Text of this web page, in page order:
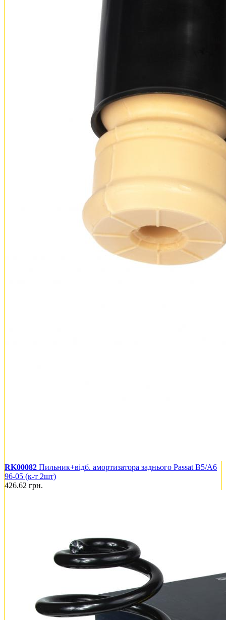
RK00082 Пильник+відб. амортизатора заднього Passat B5/A6
96-05 (к-т 2шт)
426.62 грн.